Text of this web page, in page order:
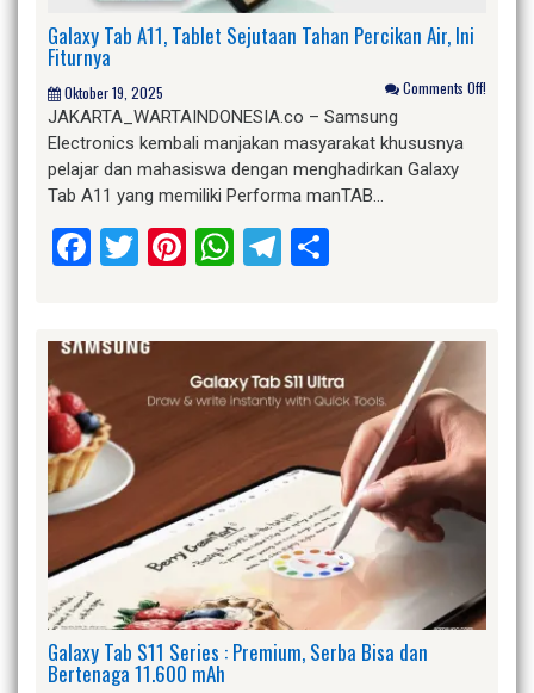
Galaxy Tab A11, Tablet Sejutaan Tahan Percikan Air, Ini
Fiturnya
Oktober 19, 2025 Comments Off!
JAKARTA_WARTAINDONESIA.co – Samsung
Electronics kembali manjakan masyarakat khususnya
pelajar dan mahasiswa dengan menghadirkan Galaxy
Tab A11 yang memiliki Performa manTAB…
Facebook
Twitter
Pinterest
WhatsApp
Telegram
Galaxy Tab S11 Series : Premium, Serba Bisa dan
Bertenaga 11.600 mAh